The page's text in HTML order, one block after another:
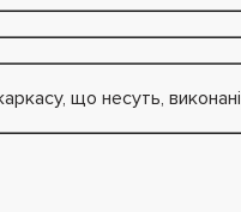
що несуть, виконані